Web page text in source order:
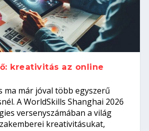
használják ezeket a
az egyetemi felvételi?
verseny kódban –
sor program dönti el a
– hogyan kapcsolódj ki
kreativitás az online
ma már jóval több egyszerű
A WorldSkills Shanghai 2026
versenyszámában a világ
kreativitásukat,